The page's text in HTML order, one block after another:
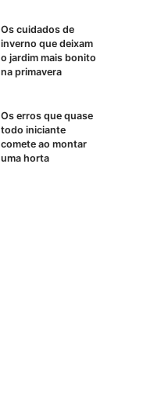
Os cuidados de
inverno que deixam
o jardim mais bonito
na primavera
Os erros que quase
todo iniciante
comete ao montar
uma horta